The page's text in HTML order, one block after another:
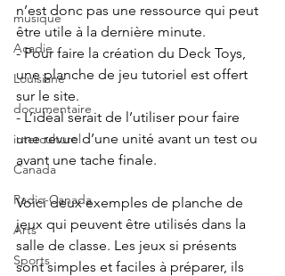
musique
Acadie
Louisiane
documentaire
interculturel
Canada
Radio-Canada
Arts
Sports
n’est donc pas une ressource qui peut
être utile à la dernière minute.
- Pour faire la création du Deck Toys,
une planche de jeu tutoriel est offert
sur le site.
- L’idéal serait de l’utiliser pour faire
une revue d’une unité avant un test ou
avant une tache finale.
Voici deux exemples de planche de
jeux qui peuvent être utilisés dans la
salle de classe. Les jeux si présents
sont simples et faciles à préparer, ils